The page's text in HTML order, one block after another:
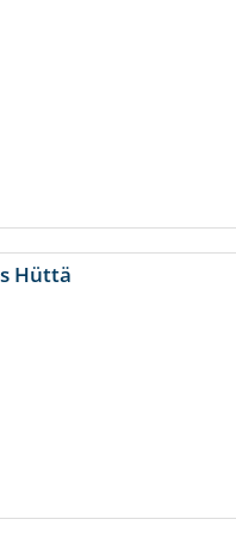
Hüttä